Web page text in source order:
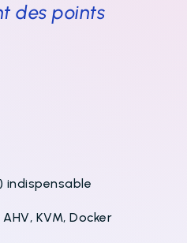
des points
indispensable
KVM, Docker